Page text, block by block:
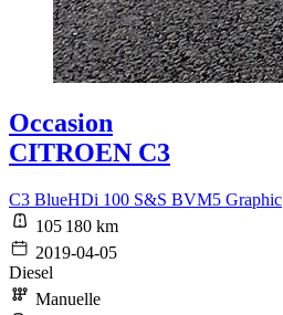
Occasion
CITROEN C3
C3 BlueHDi 100 S&S BVM5 Graphic
105 180 km
2019-04-05
Diesel
Manuelle